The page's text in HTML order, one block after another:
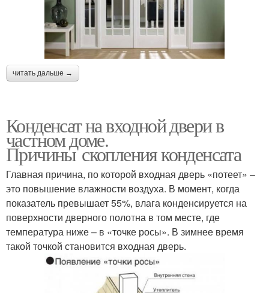
читать дальше →
Конденсат на входной двери в
частном доме.
Причины скопления конденсата
Главная причина, по которой входная дверь «потеет» –
это повышение влажности воздуха. В момент, когда
показатель превышает 55%, влага конденсируется на
поверхности дверного полотна в том месте, где
температура ниже – в «точке росы». В зимнее время
такой точкой становится входная дверь.